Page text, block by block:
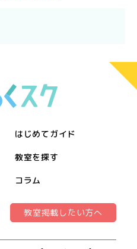
はじめてガイド
教室を探す
コラム
教室掲載したい方へ